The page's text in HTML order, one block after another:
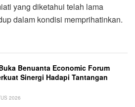
yang diketahui telah lama
dalam kondisi memprihatinkan.
Benuanta Economic Forum
Sinergi Hadapi Tantangan
2026